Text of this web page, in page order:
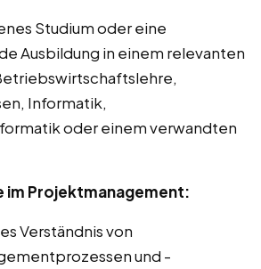
Studium oder eine
Ausbildung in einem relevanten
Informatik,
oder einem verwandten
im Projektmanagement:
Verständnis von
und -